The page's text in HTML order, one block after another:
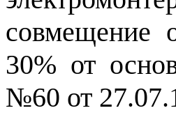
совмещение
30% от
№60 от